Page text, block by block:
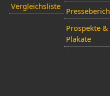
Vergleichsliste
Prospekte &
Plakate